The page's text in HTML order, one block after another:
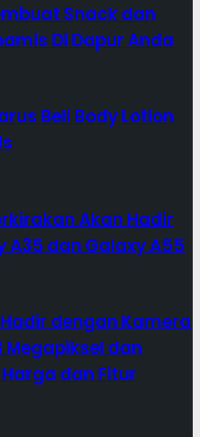
Snack dan
Di Dapur Anda
Beli Body Lotion
Akan Hadir
A35 dan Galaxy A55
dengan Kamera
Megapiksel dan
dan Fitur